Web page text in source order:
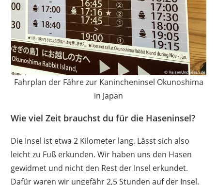
Fahrplan der Fähre zur Kanincheninsel Okunoshima
in Japan
Wie viel Zeit brauchst du für die Haseninsel?
Die Insel ist etwa 2 Kilometer lang. Lässt sich also
leicht zu Fuß erkunden. Wir haben uns den Hasen
gewidmet und nicht den Rest der Insel erkundet.
Dafür waren wir ungefähr 2,5 Stunden auf der Insel.